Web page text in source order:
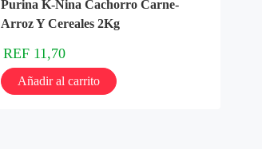
Purina K-Nina Cachorro Carne-
Arroz Y Cereales 2Kg
REF 11,70
Añadir al carrito